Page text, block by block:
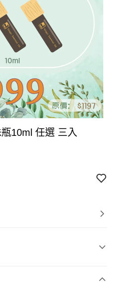
10ml 任選 三入